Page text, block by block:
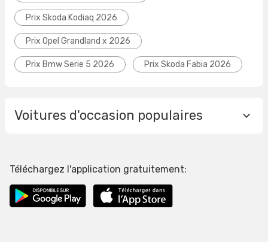
Prix Skoda Kodiaq 2026
Prix Opel Grandland x 2026
Prix Bmw Serie 5 2026 Prix Skoda Fabia 2026
Voitures d'occasion populaires
Téléchargez l'application gratuitement: